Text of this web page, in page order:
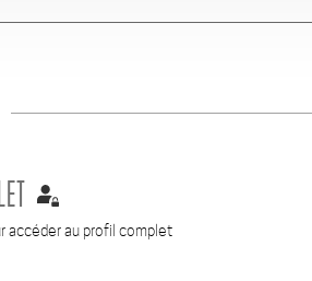
accéder au profil complet